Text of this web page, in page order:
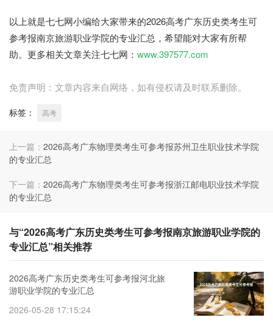
以上就是七七网小编给大家带来的2026高考广东历史类考生可
参考报南京旅游职业学院的专业汇总，希望能对大家有所帮
助。更多相关文章关注七七网： www.397577.com
免责声明：文章内容来自网络，如有侵权请及时联系删除。
标签： 高考
上一篇： 2026高考广东物理类考生可参考报苏州卫生职业技术学院
的专业汇总
下一篇： 2026高考广东物理类考生可参考报浙江邮电职业技术学院
的专业汇总
与“2026高考广东历史类考生可参考报南京旅游职业学院的
专业汇总”相关推荐
2026高考广东历史类考生可参考报河北旅
游职业学院的专业汇总
2026-05-28 17:15:24